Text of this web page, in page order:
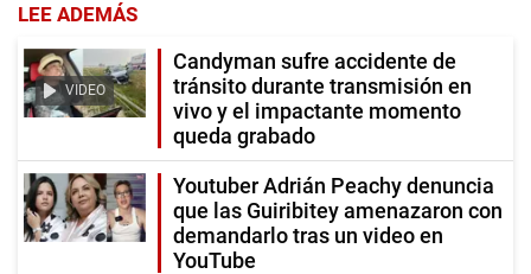
LEE ADEMÁS
VIDEO
Candyman sufre accidente de
tránsito durante transmisión en
vivo y el impactante momento
queda grabado
Youtuber Adrián Peachy denuncia
que las Guiribitey amenazaron con
demandarlo tras un video en
YouTube